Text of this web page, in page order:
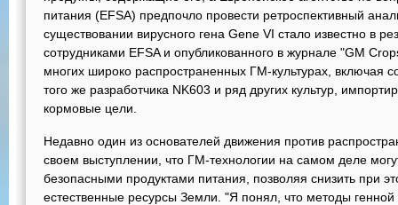
питания (EFSA) предпочло провести ретроспективный
существовании вирусного гена Gene VI стало известно в
сотрудниками EFSA и опубликованного в журнале "GM
многих широко распространенных ГМ-культурах, включая
того же разработчика NK603 и ряд других культур,
кормовые цели.
Недавно один из основателей движения против
своем выступлении, что ГМ-технологии на самом деле
безопасными продуктами питания, позволяя снизить при
естественные ресурсы Земли. "Я понял, что методы